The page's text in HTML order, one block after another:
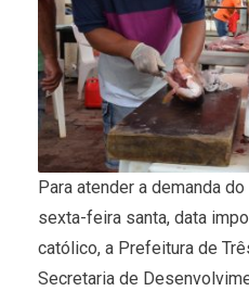
Para atender a demanda
sexta-feira santa, data
católico, a Prefeitura de
Secretaria de